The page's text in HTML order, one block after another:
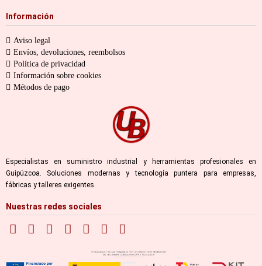
Información
Aviso legal
Envíos, devoluciones, reembolsos
Política de privacidad
Información sobre cookies
Métodos de pago
Especialistas en suministro industrial y herramientas profesionales en
Guipúzcoa. Soluciones modernas y tecnología puntera para empresas,
fábricas y talleres exigentes.
Nuestras redes sociales